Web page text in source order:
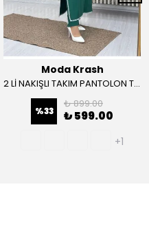
Moda Krash
2 Lİ NAKIŞLI TAKIM PANTOLON TUNİK
%33
₺ 899.00
₺ 599.00
+1